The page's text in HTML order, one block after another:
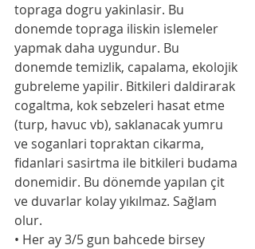
topraga dogru yakinlasir. Bu
donemde topraga iliskin islemeler
yapmak daha uygundur. Bu
donemde temizlik, capalama, ekolojik
gubreleme yapilir. Bitkileri daldirarak
cogaltma, kok sebzeleri hasat etme
(turp, havuc vb), saklanacak yumru
ve soganlari topraktan cikarma,
fidanlari sasirtma ile bitkileri budama
donemidir. Bu dönemde yapılan çit
ve duvarlar kolay yıkılmaz. Sağlam
olur.
• Her ay 3/5 gun bahcede birsey